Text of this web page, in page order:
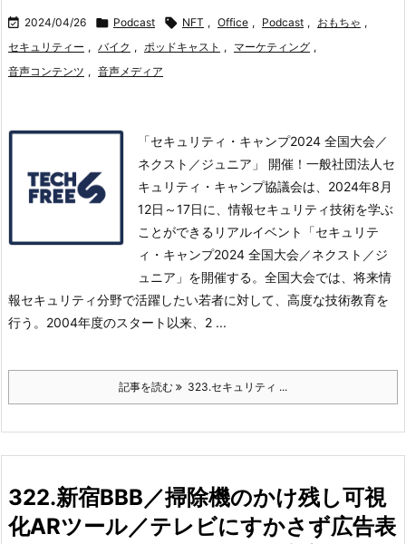
 2024/04/26  Podcast  NFT , Office , Podcast , おもちゃ ,
セキュリティー , バイク , ポッドキャスト , マーケティング ,
音声コンテンツ , 音声メディア
「セキュリティ・キャンプ2024 全国大会／
ネクスト／ジュニア」 開催！一般社団法人セ
キュリティ・キャンプ協議会は、2024年8月
12日～17日に、情報セキュリティ技術を学ぶ
ことができるリアルイベント「セキュリテ
ィ・キャンプ2024 全国大会／ネクスト／ジ
ュニア」を開催する。 全国大会では、将来情
報セキュリティ分野で活躍したい若者に対して、高度な技術教育を
行う。2004年度のスタート以来、2 ...
記事を読む 323.セキュリティ ...
322.新宿BBB／掃除機のかけ残し可視
化ARツール／テレビにすかさず広告表